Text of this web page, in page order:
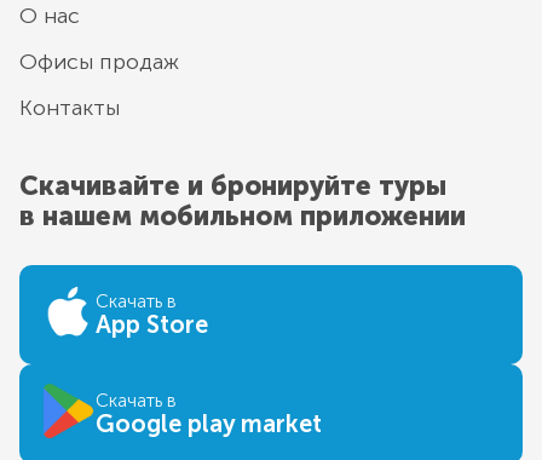
О нас
Офисы продаж
Контакты
Скачивайте и бронируйте туры
в нашем мобильном приложении
Скачать в
App Store
Скачать в
Google play market